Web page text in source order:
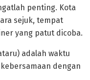
penting. Kota
sejuk, tempat
yang patut dicoba.
adalah waktu
dengan